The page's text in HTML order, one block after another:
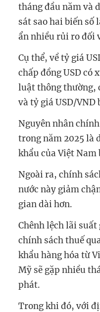
tháng đầu năm và
sát sao hai biến
ẩn nhiều rủi ro đối
Cụ thể, về tỷ giá
chấp đồng USD
luật thông thường,
và tỷ giá USD/VND
Nguyên nhân
trong năm 2025 là
khẩu của Việt Nam
Ngoài ra, chính
nước này giảm
gian dài hơn.
Chênh lệch lãi suất
chính sách thuế
khẩu hàng hóa từ
Mỹ sẽ gặp nhiều
phát.
Trong khi đó, với